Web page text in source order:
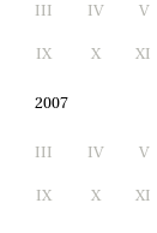
III IV V
IX X XI
2007
III IV V
IX X XI